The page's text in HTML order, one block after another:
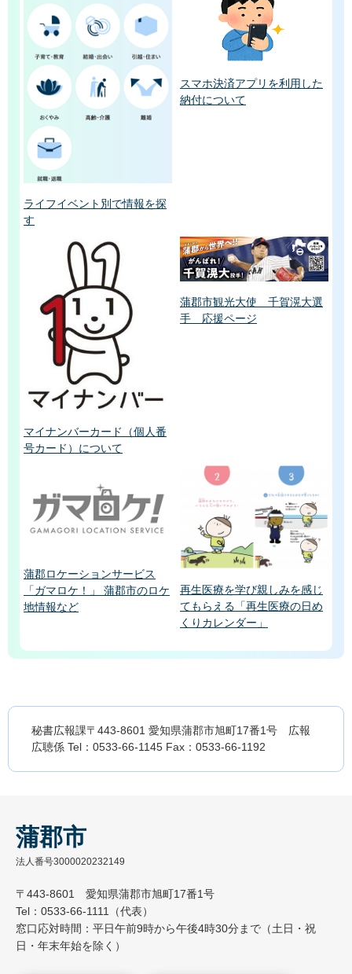
ライフイベント別で情報を探
す
スマホ決済アプリを利用した
納付について
マイナンバーカード（個人番
号カード）について
蒲郡市観光大使 千賀滉大選
手 応援ページ
蒲郡ロケーションサービス
「ガマロケ！」 蒲郡市のロケ
地情報など
再生医療を学び親しみを感じ
てもらえる「再生医療の日め
くりカレンダー」
秘書広報課〒443-8601 愛知県蒲郡市旭町17番1号 広報
広聴係 Tel：0533-66-1145 Fax：0533-66-1192
蒲郡市
法人番号3000020232149
〒443-8601 愛知県蒲郡市旭町17番1号
Tel：0533-66-1111（代表）
窓口応対時間：平日午前9時から午後4時30分まで（土日・祝
日・年末年始を除く）